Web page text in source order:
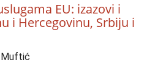
EU: izazovi i
i Hercegovinu, Srbiju i
Muftić